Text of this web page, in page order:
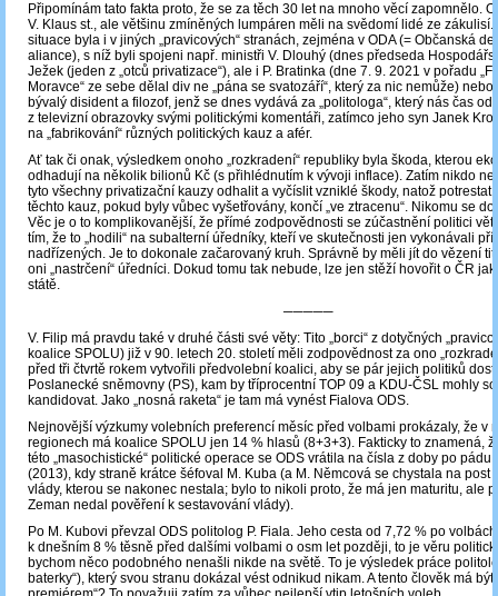
Připomínám tato fakta proto, že se za těch 30 let na mnoho věcí zapomnělo.
V. Klaus st., ale většinu zmíněných lumpáren měli na svědomí lidé ze zákulisí.
situace byla i v jiných „pravicových“ stranách, zejména v ODA (= Občanská
aliance), s níž byli spojeni např. ministři V. Dlouhý (dnes předseda
Ježek (jeden z „otců privatizace“), ale i P. Bratinka (dne 7. 9. 2021 v pořadu
Moravce“ ze sebe dělal div ne „pána se svatozáří“, který za nic nemůže)
bývalý disident a filozof, jenž se dnes vydává za „politologa“, který nás čas
z televizní obrazovky svými politickými komentáři, zatímco jeho syn Janek
na „fabrikování“ různých politických kauz a afér.
Ať tak či onak, výsledkem onoho „rozkradení“ republiky byla škoda, kterou
odhadují na několik bilionů Kč (s přihlédnutím k vývoji inflace). Zatím nikdo
tyto všechny privatizační kauzy odhalit a vyčíslit vzniklé škody, natož potrestat
těchto kauz, pokud byly vůbec vyšetřovány, končí „ve ztracenu“. Nikomu se
Věc je o to komplikovanější, že přímé zodpovědnosti se zúčastnění politici
tím, že to „hodili“ na subalterní úředníky, kteří ve skutečnosti jen vykonávali
nadřízených. Je to dokonale začarovaný kruh. Správně by měli jít do vězení
oni „nastrčení“ úředníci. Dokud tomu tak nebude, lze jen stěží hovořit o ČR
státě.
─────
V. Filip má pravdu také v druhé části své věty: Tito „borci“ z dotyčných
koalice SPOLU) již v 90. letech 20. století měli zodpovědnost za ono
před tři čtvrtě rokem vytvořili předvolební koalici, aby se pár jejich politiků
Poslanecké sněmovny (PS), kam by tříprocentní TOP 09 a KDU-ČSL mohly
kandidovat. Jako „nosná raketa“ je tam má vynést Fialova ODS.
Nejnovější výzkumy volebních preferencí měsíc před volbami prokázaly, že v
regionech má koalice SPOLU jen 14 % hlasů (8+3+3). Fakticky to znamená,
této „masochistické“ politické operace se ODS vrátila na čísla z doby po pádu
(2013), kdy straně krátce šéfoval M. Kuba (a M. Němcová se chystala na post
vlády, kterou se nakonec nestala; bylo to nikoli proto, že má jen maturitu, ale
Zeman nedal pověření k sestavování vlády).
Po M. Kubovi převzal ODS politolog P. Fiala. Jeho cesta od 7,72 % po
k dnešním 8 % těsně před dalšími volbami o osm let později, to je věru
bychom něco podobného nenašli nikde na světě. To je výsledek práce
baterky“), který svou stranu dokázal vést odnikud nikam. A tento člověk má být